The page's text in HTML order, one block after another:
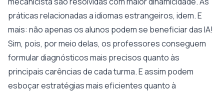
práticas relacionadas a idiomas estrangeiros, idem. E
mais: não apenas os alunos podem se beneficiar das IA!
Sim, pois, por meio delas, os professores conseguem
formular diagnósticos mais precisos quanto às
principais carências de cada turma. E assim podem
esboçar estratégias mais eficientes quanto à